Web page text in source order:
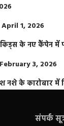
April 1, 2026
के नए कैंपेन में
February 3, 2026
नशे के कारोबार में
संपर्क